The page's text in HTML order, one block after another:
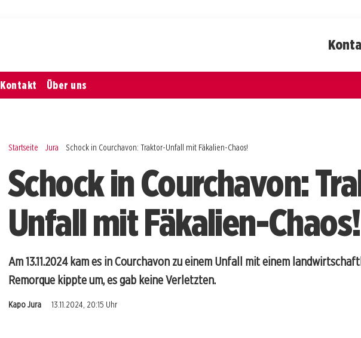
Kontakt Über uns
Startseite Jura Schock in Courchavon: Traktor-Unfall mit Fäkalien-Chaos!
Schock in Courchavon:
Unfall mit Fäkalien-Chaos!
Am 13.11.2024 kam es in Courchavon zu einem Unfall mit einem
Remorque kippte um, es gab keine Verletzten.
Kapo Jura 13.11.2024, 20:15 Uhr